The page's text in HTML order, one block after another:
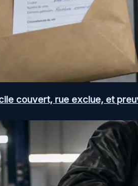
couvert, rue exclue, et